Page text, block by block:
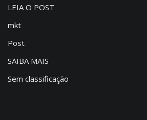
LEIA O POST
mkt
Post
SAIBA MAIS
Sem classificação